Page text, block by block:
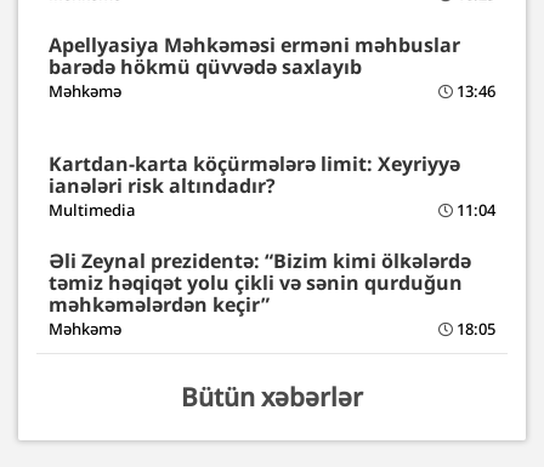
Apellyasiya Məhkəməsi erməni məhbuslar
barədə hökmü qüvvədə saxlayıb
Məhkəmə 13:46
Kartdan-karta köçürmələrə limit: Xeyriyyə
ianələri risk altındadır?
Multimedia 11:04
Əli Zeynal prezidentə: “Bizim kimi ölkələrdə
təmiz həqiqət yolu çikli və sənin qurduğun
məhkəmələrdən keçir”
Məhkəmə 18:05
Bütün xəbərlər